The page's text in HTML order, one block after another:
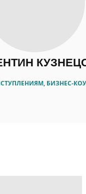
БИЗНЕС-